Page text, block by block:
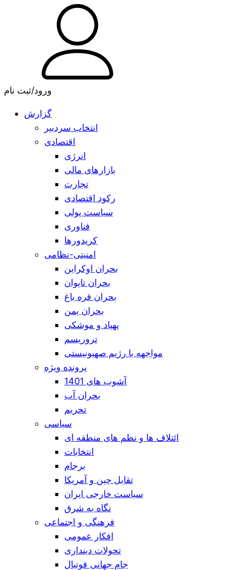
ورود/ثبت نام
گزارش
انتخاب سردبیر
اقتصادی
انرژی
بازارهای مالی
تجارت
رکود اقتصادی
سیاست پولی
فناوری
کریدورها
امنیتی-نظامی
بحران اوکراین
بحران تایوان
بحران قره باغ
بحران یمن
پهپاد و موشکی
تروریسم
مواجهه با رژیم صهیونیستی
پرونده ویژه
آشوب های 1401
بحران آب
تحریم
سیاسی
ائتلاف ها و نظم های منطقه ای
انتخابات
برجام
تقابل چین و آمریکا
سیاست خارجی ایران
نگاه به شرق
فرهنگی و اجتماعی
افکار عمومی
تحولات دینداری
جام جهانی فوتبال